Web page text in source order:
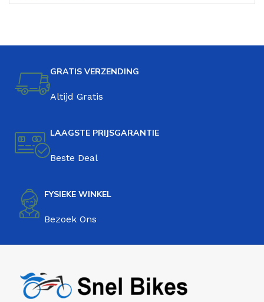
GRATIS VERZENDING
Altijd Gratis
LAAGSTE PRIJSGARANTIE
Beste Deal
FYSIEKE WINKEL
Bezoek Ons